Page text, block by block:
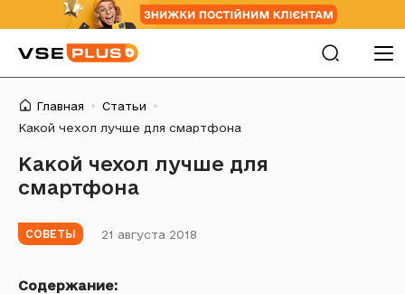
Главная
Статьи
Какой чехол лучше для смартфона
Какой чехол лучше для
смартфона
СОВЕТЫ 21 августа 2018
Содержание: